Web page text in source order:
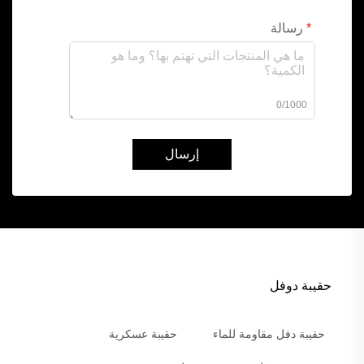
رسالة
0/1000
إرسال
حقيبة دوفل
حقيبة دفل مقاومة للماء حقيبة عسكرية